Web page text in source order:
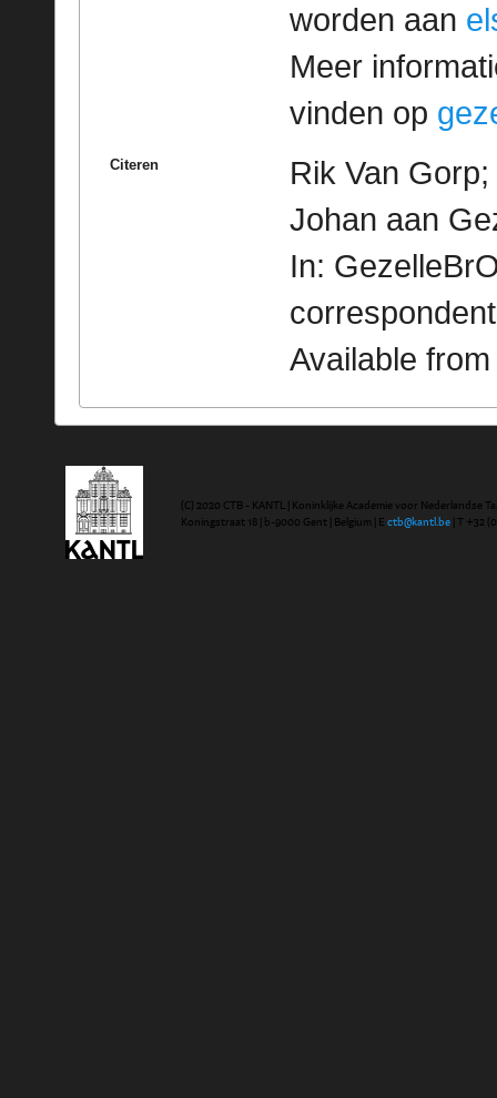
worden aan
Meer
vinden op
Citeren
Rik Van
Johan aan
In:
Available
(C) 2020 CTB - KANTL | Koninklijke Academie voor Nederlandse
Koningstraat 18 | b-9000 Gent | Belgium | E ctb@kantl.be | T +32